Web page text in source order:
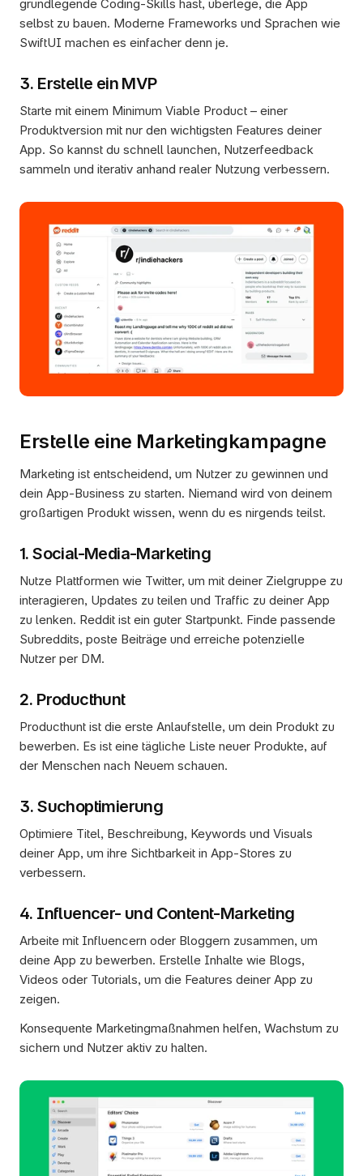
grundlegende Coding-Skills hast, überlege, die App
selbst zu bauen. Moderne Frameworks und Sprachen wie
SwiftUI machen es einfacher denn je.
3. Erstelle ein MVP
Starte mit einem Minimum Viable Product – einer
Produktversion mit nur den wichtigsten Features deiner
App. So kannst du schnell launchen, Nutzerfeedback
sammeln und iterativ anhand realer Nutzung verbessern.
Erstelle eine Marketingkampagne
Marketing ist entscheidend, um Nutzer zu gewinnen und
dein App-Business zu starten. Niemand wird von deinem
großartigen Produkt wissen, wenn du es nirgends teilst.
1. Social-Media-Marketing
Nutze Plattformen wie Twitter, um mit deiner Zielgruppe zu
interagieren, Updates zu teilen und Traffic zu deiner App
zu lenken. Reddit ist ein guter Startpunkt. Finde passende
Subreddits, poste Beiträge und erreiche potenzielle
Nutzer per DM.
2. Producthunt
Producthunt ist die erste Anlaufstelle, um dein Produkt zu
bewerben. Es ist eine tägliche Liste neuer Produkte, auf
der Menschen nach Neuem schauen.
3. Suchoptimierung
Optimiere Titel, Beschreibung, Keywords und Visuals
deiner App, um ihre Sichtbarkeit in App-Stores zu
verbessern.
4. Influencer- und Content-Marketing
Arbeite mit Influencern oder Bloggern zusammen, um
deine App zu bewerben. Erstelle Inhalte wie Blogs,
Videos oder Tutorials, um die Features deiner App zu
zeigen.
Konsequente Marketingmaßnahmen helfen, Wachstum zu
sichern und Nutzer aktiv zu halten.